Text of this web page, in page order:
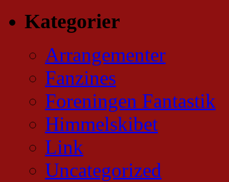
Kategorier
Arrangementer
Fanzines
Foreningen Fantastik
Himmelskibet
Link
Uncategorized